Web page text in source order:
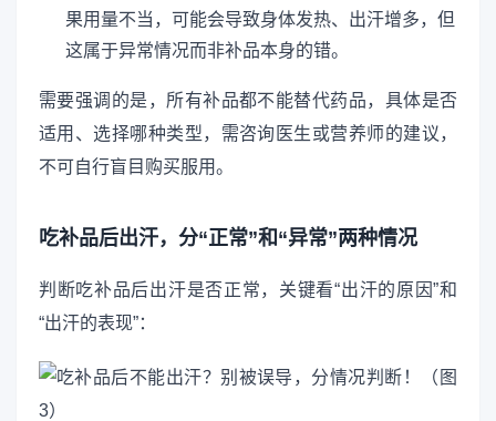
果用量不当，可能会导致身体发热、出汗增多，但
这属于异常情况而非补品本身的错。
需要强调的是，所有补品都不能替代药品，具体是否
适用、选择哪种类型，需咨询医生或营养师的建议，
不可自行盲目购买服用。
吃补品后出汗，分“正常”和“异常”两种情况
判断吃补品后出汗是否正常，关键看“出汗的原因”和
“出汗的表现”：